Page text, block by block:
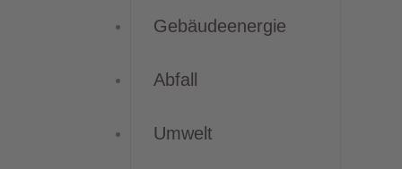
Gebäudeenergie
Abfall
Umwelt